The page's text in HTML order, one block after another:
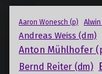
Aaron Wonesch (p)
Andreas Weiss (dm)
Anton Mühlhofer
Bernd Reiter (dm)